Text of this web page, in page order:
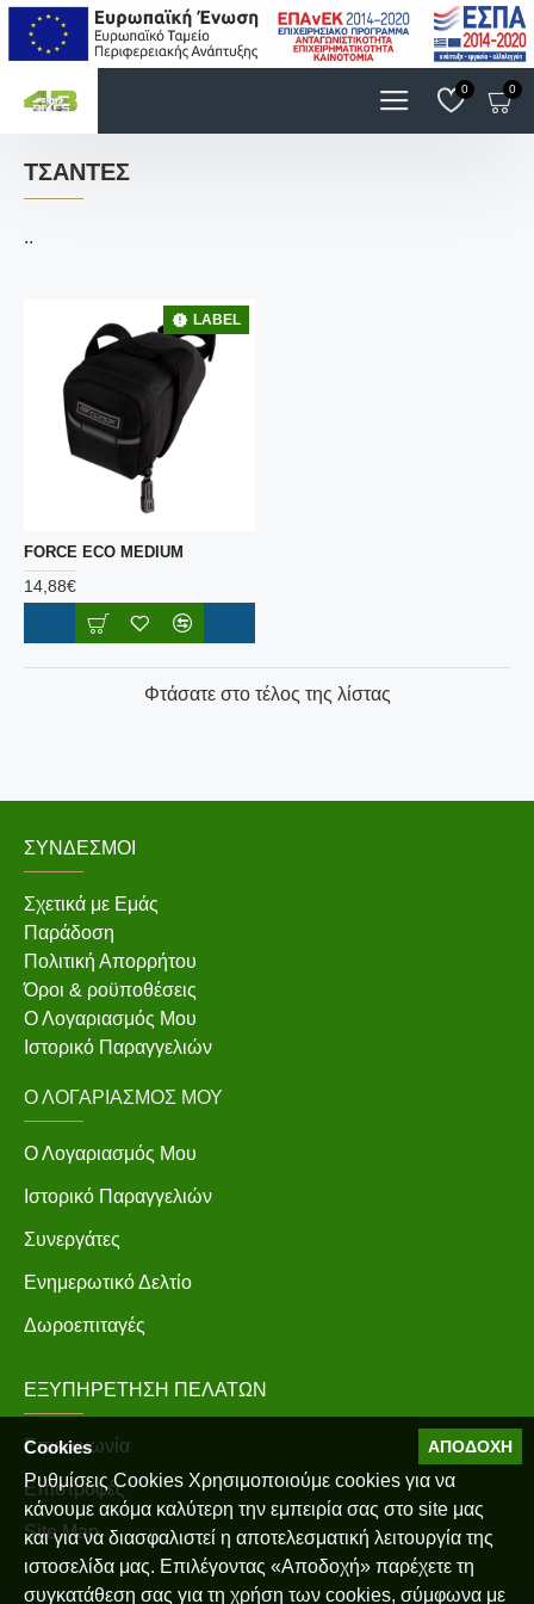
0 0
ΤΣΆΝΤΕΣ
..
LABEL
FORCE ECO MEDIUM
14,88€
Φτάσατε στο τέλος της λίστας
ΣΎΝΔΕΣΜΟΙ
Σχετικά με Εμάς
Παράδοση
Πολιτική Απορρήτου
Όροι & ροϋποθέσεις
Ο Λογαριασμός Μου
Ιστορικό Παραγγελιών
Ο ΛΟΓΑΡΙΑΣΜΌΣ ΜΟΥ
Ο Λογαριασμός Μου
Ιστορικό Παραγγελιών
Συνεργάτες
Ενημερωτικό Δελτίο
Δωροεπιταγές
ΕΞΥΠΗΡΈΤΗΣΗ ΠΕΛΑΤΏΝ
Επικοινωνία
Επιστροφές
Site Map
ΑΠΟΔΟΧΉ
Cookies
Ρυθμίσεις Cookies Χρησιμοποιούμε cookies για να
κάνουμε ακόμα καλύτερη την εμπειρία σας στο site μας
και για να διασφαλιστεί η αποτελεσματική λειτουργία της
ιστοσελίδα μας. Επιλέγοντας «Αποδοχή» παρέχετε τη
συγκατάθεση σας για τη χρήση των cookies, σύμφωνα με